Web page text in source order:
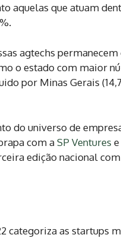
aquelas que atuam
agtechs permanecem
o estado com maior
por Minas Gerais
do universo de
com aSP Ventures
edição nacional
categoriza as startups